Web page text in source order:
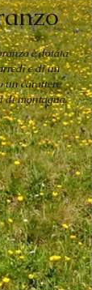
è dotata
e di un
un carattere
di montagna.